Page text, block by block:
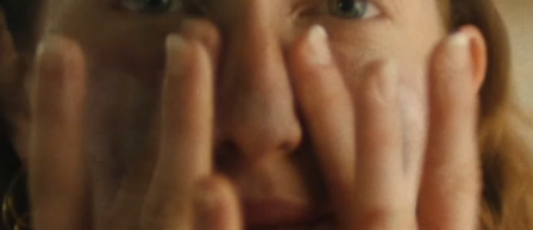
Mis dispositivos
Mis pedidos
Mis direcciones
Mis suscripciones
FAQ™ Pure Beauty-Tech Elixir
issa™ Teeth Whitening Set
Deutsch
Español
Français
Italiano
Português
Русский
简体中文 繁體中文